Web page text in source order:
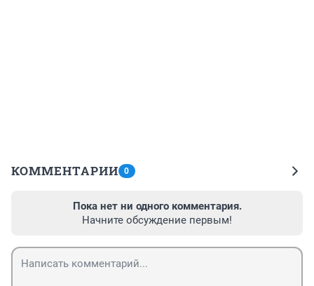
КОММЕНТАРИИ 0
Пока нет ни одного комментария.
Начните обсуждение первым!